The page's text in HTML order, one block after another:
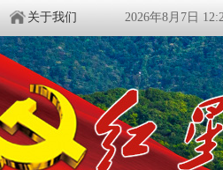
关于我们 2026年8月7日